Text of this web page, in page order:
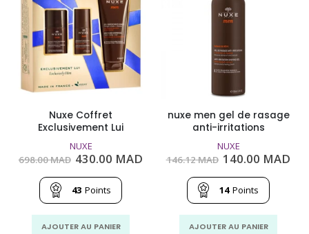
Nuxe Coffret
Exclusivement Lui
NUXE
698.00MAD Le
initial
était :
698.00
MAD.
430.00 MAD
43 Points
AJOUTER AU PANIER
nuxe men gel de rasage
anti-irritations
NUXE
146.12MAD Le
initial
était :
146.12
MAD.
140.00 MAD
14 Points
AJOUTER AU PANIER